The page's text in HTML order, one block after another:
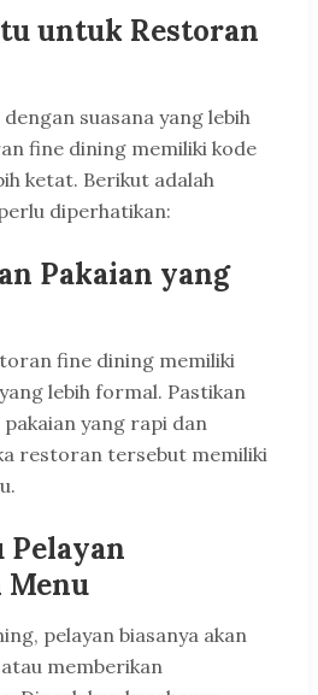
untuk Restoran
suasana yang lebih
fine dining memiliki kode
ketat. Berikut adalah
diperhatikan:
Pakaian yang
fine dining memiliki
lebih formal. Pastikan
yang rapi dan
restoran tersebut memiliki
Pelayan
Menu
pelayan biasanya akan
memberikan